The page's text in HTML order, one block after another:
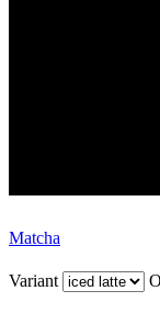
Matcha
Variant